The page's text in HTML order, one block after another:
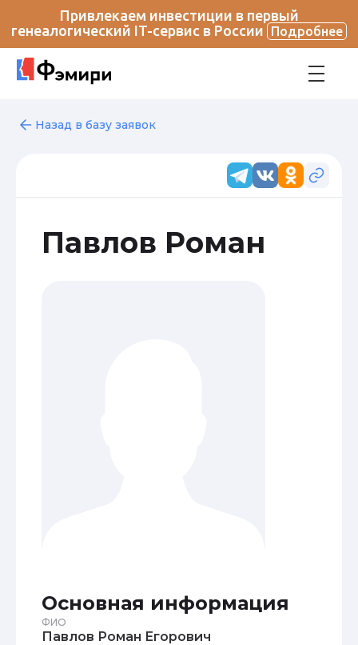
Привлекаем инвестиции в первый
генеалогический IT-сервис в России
Подробнее
Назад в базу заявок
Павлов Роман
Основная информация
ФИО
Павлов Роман Егорович